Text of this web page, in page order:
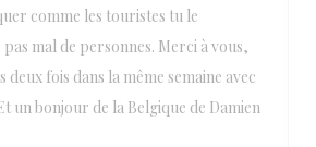
comme les touristes tu le
mal de personnes. Merci à vous,
deux fois dans la même semaine avec
un bonjour de la Belgique de Damien